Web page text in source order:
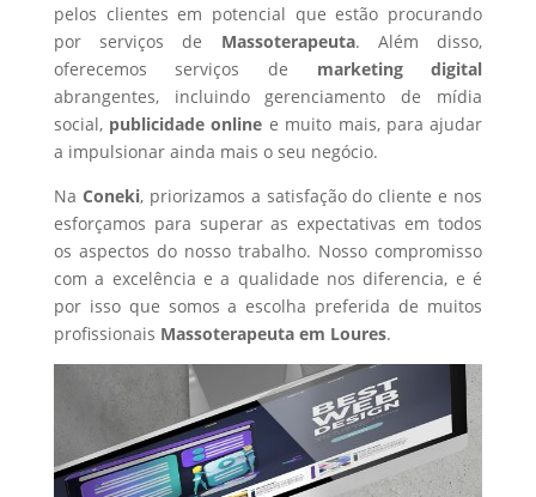
pelos clientes em potencial que estão procurando
por serviços de Massoterapeuta. Além disso,
oferecemos serviços de marketing digital
abrangentes, incluindo gerenciamento de mídia
social, publicidade online e muito mais, para ajudar
a impulsionar ainda mais o seu negócio.
Na Coneki, priorizamos a satisfação do cliente e nos
esforçamos para superar as expectativas em todos
os aspectos do nosso trabalho. Nosso compromisso
com a excelência e a qualidade nos diferencia, e é
por isso que somos a escolha preferida de muitos
profissionais Massoterapeutaem Loures.